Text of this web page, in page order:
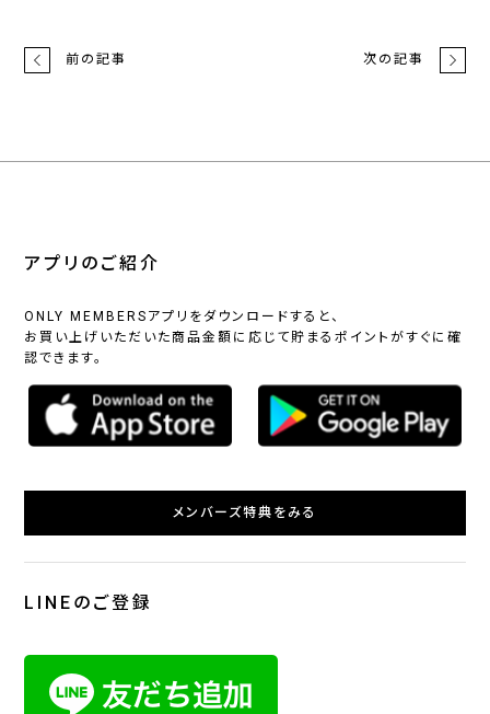
前の記事 次の記事
アプリのご紹介
ONLY MEMBERSアプリをダウンロードすると、
お買い上げいただいた商品金額に応じて貯まるポイントがすぐに確
認できます。
メンバーズ特典をみる
LINEのご登録